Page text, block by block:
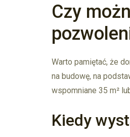
Czy
Warto pamiętać, że
na budowę, na
wspomniane 35 m²
Kiedy